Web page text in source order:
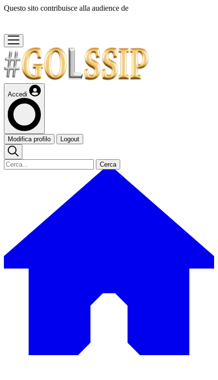
Questo sito contribuisce alla audience de
Accedi
Modifica profilo Logout
Cerca